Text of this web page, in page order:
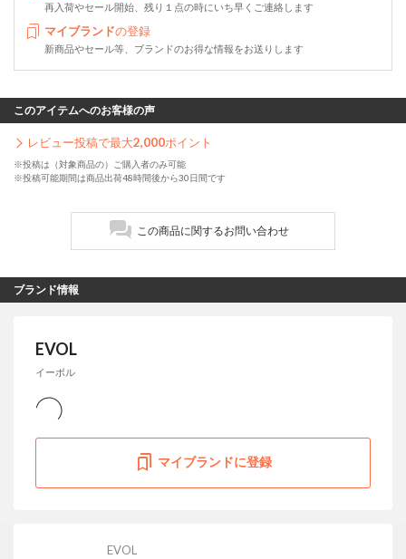
再入荷やセール開始、残り１点の時にいち早くご連絡します
マイブランドの登録
新商品やセール等、ブランドのお得な情報をお送りします
このアイテムへのお客様の声
レビュー投稿で最大2,000ポイント
※投稿は（対象商品の）ご購入者のみ可能
※投稿可能期間は商品出荷48時間後から30日間です
この商品に関するお問い合わせ
ブランド情報
EVOL
イーボル
マイブランドに登録
EVOL